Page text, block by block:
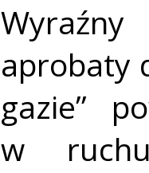
aprobaty
gazie”
w